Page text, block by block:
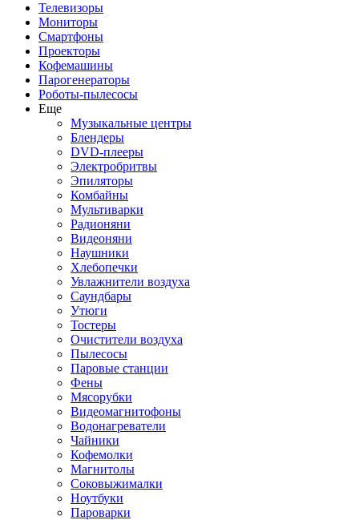
Телевизоры
Мониторы
Смартфоны
Проекторы
Кофемашины
Парогенераторы
Роботы-пылесосы
Еще
Музыкальные центры
Блендеры
DVD-плееры
Электробритвы
Эпиляторы
Комбайны
Мультиварки
Радионяни
Видеоняни
Наушники
Хлебопечки
Увлажнители воздуха
Саундбары
Утюги
Тостеры
Очистители воздуха
Пылесосы
Паровые станции
Фены
Мясорубки
Видеомагнитофоны
Водонагреватели
Чайники
Кофемолки
Магнитолы
Соковыжималки
Ноутбуки
Пароварки